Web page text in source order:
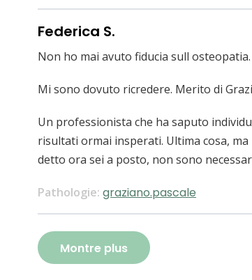
Federica S.
Non ho mai avuto fiducia sull osteopatia.
Mi sono dovuto ricredere. Merito di
Un professionista che ha saputo
risultati ormai insperati. Ultima cosa,
detto ora sei a posto, non sono
Pathologie: graziano.pascale
Montre plus